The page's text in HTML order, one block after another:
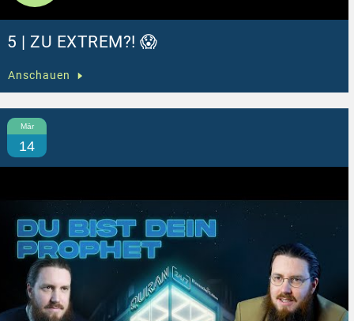
5 | ZU EXTREM?! 😱
Anschauen
Mär
14